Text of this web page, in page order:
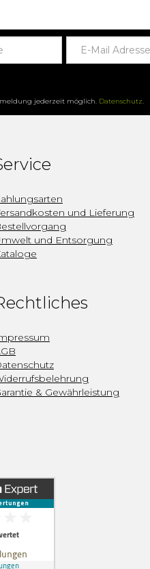
jederzeit möglich. Datenschutz.
und Lieferung
und Entsorgung
& Gewährleistung